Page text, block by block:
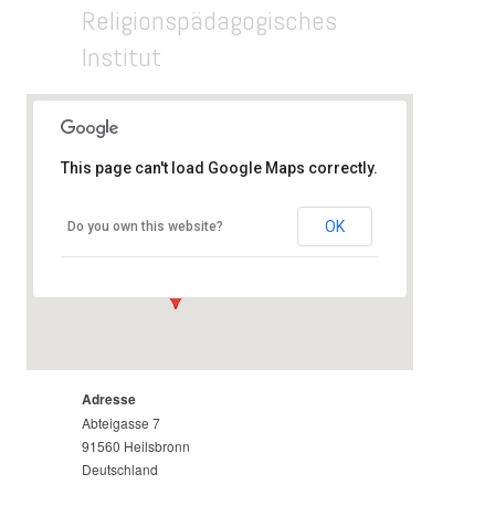
Religionspädagogisches
Institut
Veranstaltungen
This page can't load Google Maps correctly.
Do you own this website? OK
Adresse
Abteigasse 7
91560 Heilsbronn
Deutschland